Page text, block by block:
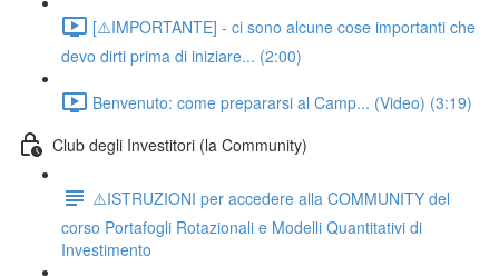
[⚠️IMPORTANTE] - ci sono alcune cose importanti che
devo dirti prima di iniziare... (2:00)
Benvenuto: come prepararsi al Camp... (Video) (3:19)
Club degli Investitori (la Community)
⚠️ISTRUZIONI per accedere alla COMMUNITY del
corso Portafogli Rotazionali e Modelli Quantitativi di
Investimento